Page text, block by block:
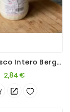
Latte Fresco Intero Bergamasco 1L
2,84 €Prezzo